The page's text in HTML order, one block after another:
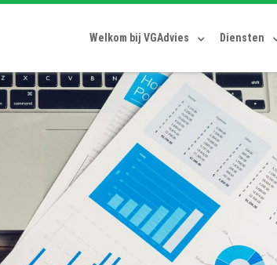
Welkom bij VGAdvies Diensten